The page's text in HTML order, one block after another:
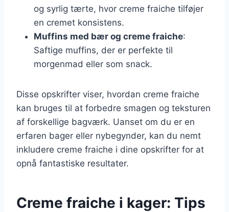
og syrlig tærte, hvor creme fraiche tilføjer
en cremet konsistens.
Muffins med bær og creme fraiche:
Saftige muffins, der er perfekte til
morgenmad eller som snack.
Disse opskrifter viser, hvordan creme fraiche
kan bruges til at forbedre smagen og teksturen
af forskellige bagværk. Uanset om du er en
erfaren bager eller nybegynder, kan du nemt
inkludere creme fraiche i dine opskrifter for at
opnå fantastiske resultater.
Creme fraiche i kager: Tips